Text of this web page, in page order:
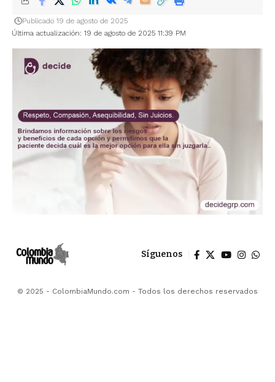
Última actualización: 19 de agosto de 2025 11:39 PM
Publicado 19 de agosto de 2025
Síguenos
© 2025 - ColombiaMundo.com - Todos los derechos reservados